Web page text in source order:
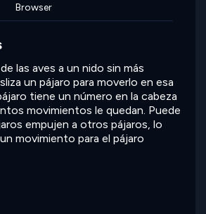
Browser
las aves a un nido sin más
un pájaro para moverlo en esa
tiene un número en la cabeza
movimientos le quedan. Puede
empujen a otros pájaros, lo
movimiento para el pájaro